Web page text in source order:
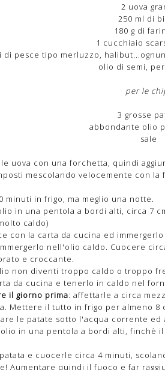
2 uova
250 ml di
180 g di
1 cucchiaio
di pesce tipo merluzzo,
olio di semi,
per le
3 grosse
abbondante olio
sale
uova con una forchetta, quindi
mescolando velocemente con la
minuti in frigo, ma meglio una notte.
in una pentola a bordi alti, circa 7
caldo)
con la carta da cucina ed immergerlo
nell'olio caldo. Cuocere
e croccante.
non diventi troppo caldo o troppo
da cucina e tenerlo in caldo nel
il giorno prima: affettarle a circa
Mettere il tutto in frigo per almeno 8
le patate sotto l'acqua corrente ed
in una pentola a bordi alti, finchè il
e cuocerle circa 4 minuti,
Aumentare quindi il fuoco e far